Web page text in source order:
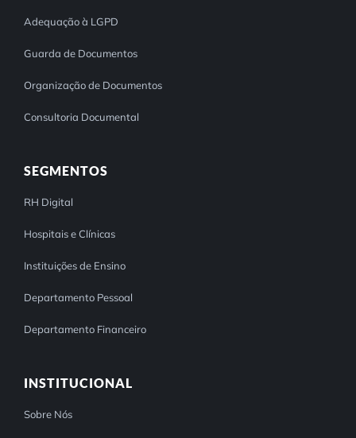
Adequação à LGPD
Guarda de Documentos
Organização de Documentos
Consultoria Documental
SEGMENTOS
RH Digital
Hospitais e Clínicas
Instituições de Ensino
Departamento Pessoal
Departamento Financeiro
INSTITUCIONAL
Sobre Nós